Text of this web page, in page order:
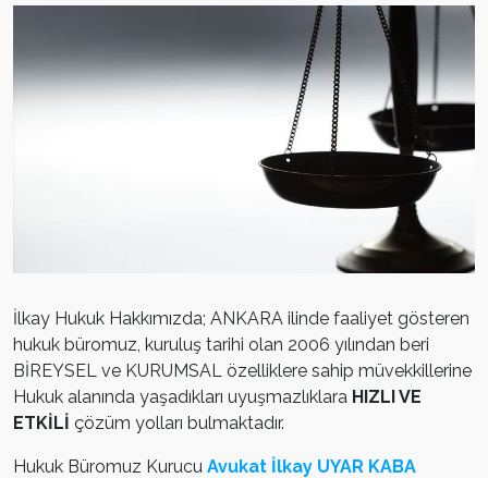
İlkay Hukuk Hakkımızda; ANKARA ilinde faaliyet gösteren
hukuk büromuz, kuruluş tarihi olan 2006 yılından beri
BİREYSEL ve KURUMSAL özelliklere sahip müvekkillerine
Hukuk alanında yaşadıkları uyuşmazlıklara HIZLI VE
ETKİLİ çözüm yolları bulmaktadır.
Hukuk Büromuz Kurucu Avukat İlkay UYAR KABA